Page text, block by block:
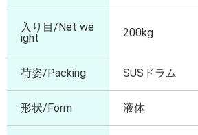
入り目/Net we
ight
200kg
荷姿/Packing SUSドラム
形状/Form 液体